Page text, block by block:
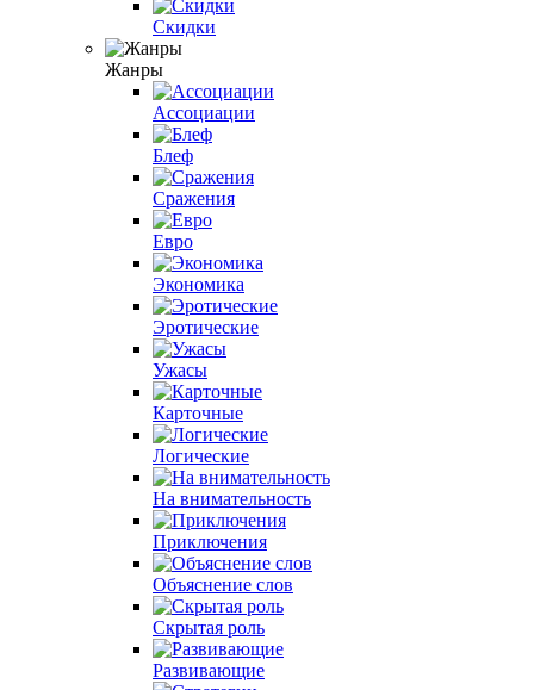
Скидки
Жанры
Ассоциации
Блеф
Сражения
Евро
Экономика
Эротические
Ужасы
Карточные
Логические
На внимательность
Приключения
Объяснение слов
Скрытая роль
Развивающие